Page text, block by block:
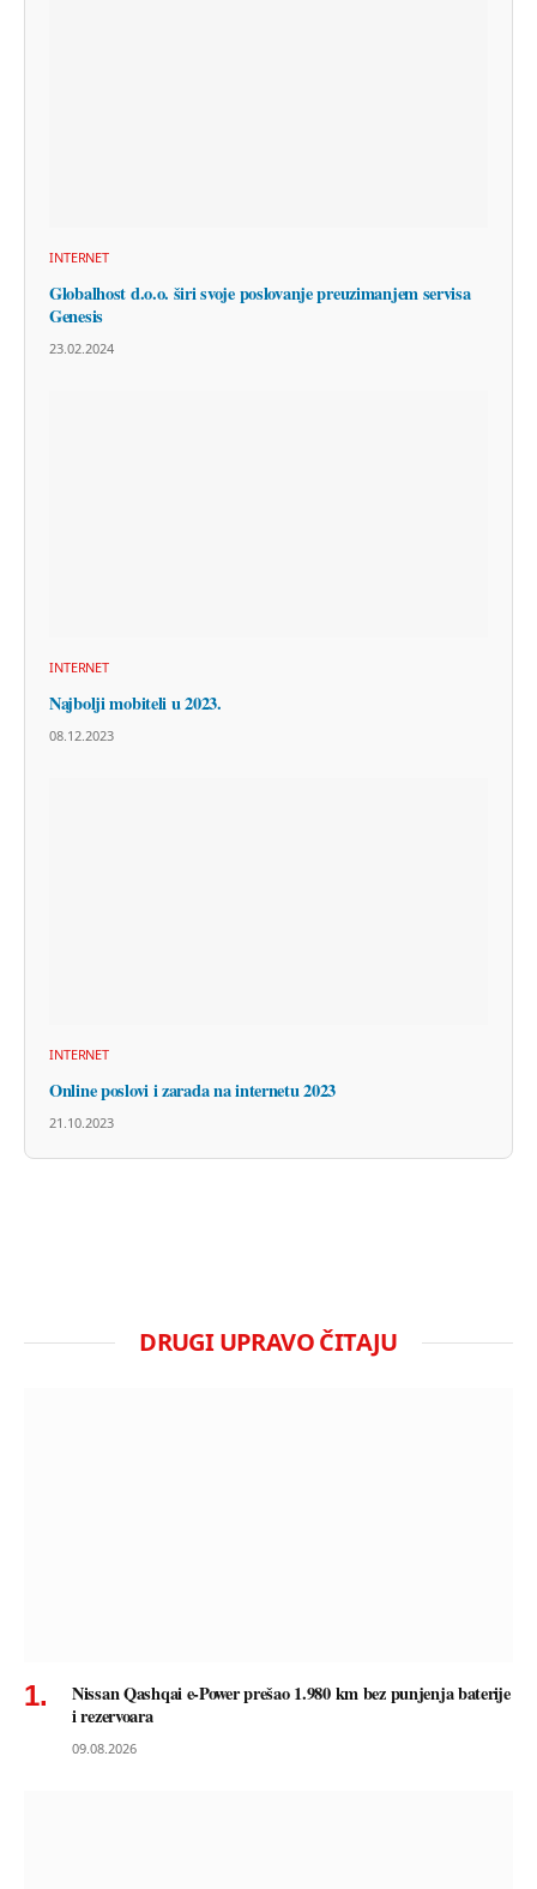
INTERNET
Globalhost d.o.o. širi svoje poslovanje preuzimanjem servisa
Genesis
23.02.2024
INTERNET
Najbolji mobiteli u 2023.
08.12.2023
INTERNET
Online poslovi i zarada na internetu 2023
21.10.2023
DRUGI UPRAVO ČITAJU
Nissan Qashqai e-Power prešao 1.980 km bez punjenja baterije
i rezervoara
09.08.2026